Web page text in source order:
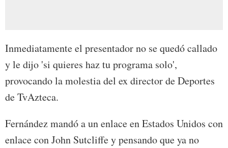
Inmediatamente el presentador no se quedó callado
y le dijo 'si quieres haz tu programa solo',
provocando la molestia del ex director de Deportes
de TvAzteca.
Fernández mandó a un enlace en Estados Unidos con
enlace con John Sutcliffe y pensando que ya no